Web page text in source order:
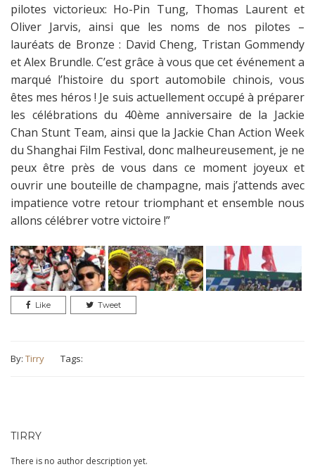
pilotes victorieux: Ho-Pin Tung, Thomas Laurent et
Oliver Jarvis, ainsi que les noms de nos pilotes –
lauréats de Bronze : David Cheng, Tristan Gommendy
et Alex Brundle. C’est grâce à vous que cet événement a
marqué l’histoire du sport automobile chinois, vous
êtes mes héros ! Je suis actuellement occupé à préparer
les célébrations du 40ème anniversaire de la Jackie
Chan Stunt Team, ainsi que la Jackie Chan Action Week
du Shanghai Film Festival, donc malheureusement, je ne
peux être près de vous dans ce moment joyeux et
ouvrir une bouteille de champagne, mais j’attends avec
impatience votre retour triomphant et ensemble nous
allons célébrer votre victoire !”
Like Tweet
By: Tirry Tags:
TIRRY
There is no author description yet.